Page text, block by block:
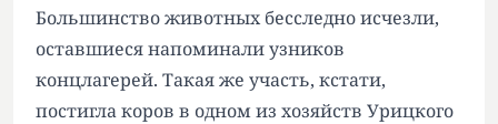
Большинство животных бесследно исчезли,
оставшиеся напоминали узников
концлагерей. Такая же участь, кстати,
постигла коров в одном из хозяйств Урицкого